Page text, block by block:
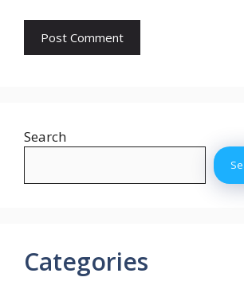
Search
Categories